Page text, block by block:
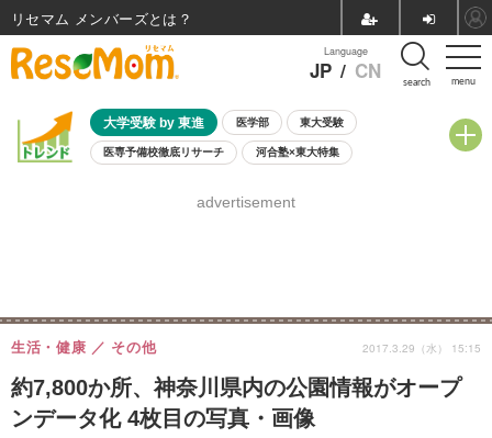
menu
Language
JP / CN search
大学受験 by 東進 医学部 東大受験
医専予備校徹底リサーチ 河合塾×東大特集
8月開催学校説明会・相談会
advertisement
約7,800か所、神奈川県内の公園情報がオープ
ンデータ化 4枚目の写真・画像
生活・健康 その他 2017.3.29（水） 15:15
リセマム メンバーズ